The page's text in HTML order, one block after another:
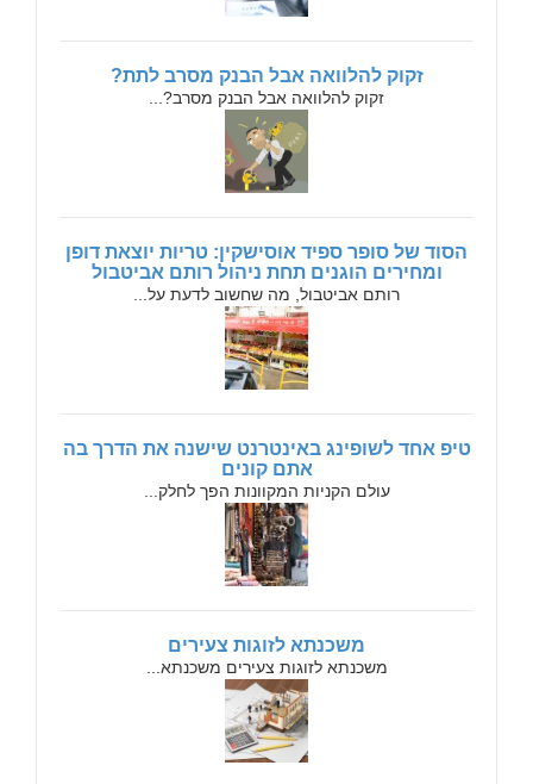
זקוק להלוואה אבל הבנק מסרב לתת?
זקוק להלוואה אבל הבנק מסרב?...
הסוד של סופר ספיד אוסישקין: טריות יוצאת דופן
ומחירים הוגנים תחת ניהול רותם אביטבול
רותם אביטבול, מה שחשוב לדעת על...
טיפ אחד לשופינג באינטרנט שישנה את הדרך בה
אתם קונים
עולם הקניות המקוונות הפך לחלק...
משכנתא לזוגות צעירים
משכנתא לזוגות צעירים משכנתא...